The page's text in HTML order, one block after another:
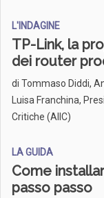
L'INDAGINE
TP-Link, la
dei router
di Tommaso Diddi,
Luisa Franchina,
Critiche (AIIC)
LA GUIDA
Come
passo passo